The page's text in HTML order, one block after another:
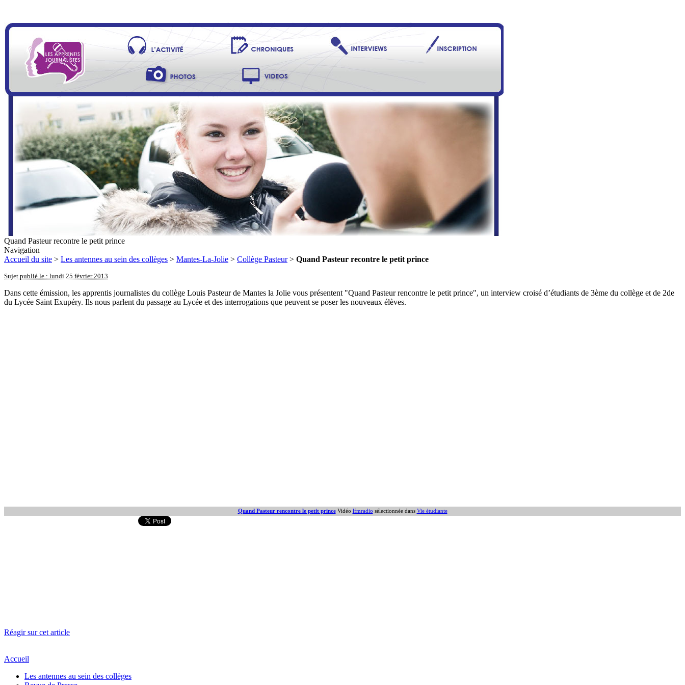
Quand Pasteur recontre le petit prince
Navigation
Accueil du site > Les antennes au sein des collèges > Mantes-La-Jolie > Collège Pasteur> Quand Pasteur recontre le petit prince
Sujet publié le : lundi 25 février 2013
Dans cette émission, les apprentis journalistes du collège Louis Pasteur de Mantes la Jolie vous présentent "Quand Pasteur rencontre le petit prince", un interview croisé d’étudiants de 3ème du collège et de 2de
du Lycée Saint Exupéry. Ils nous parlent du passage au Lycée et des interrogations que peuvent se poser les nouveaux élèves.
Quand Pasteur rencontre le petit princeVidéo lfmradio sélectionnée dans Vie étudiante
Réagir sur cet article
Accueil
Les antennes au sein des collèges